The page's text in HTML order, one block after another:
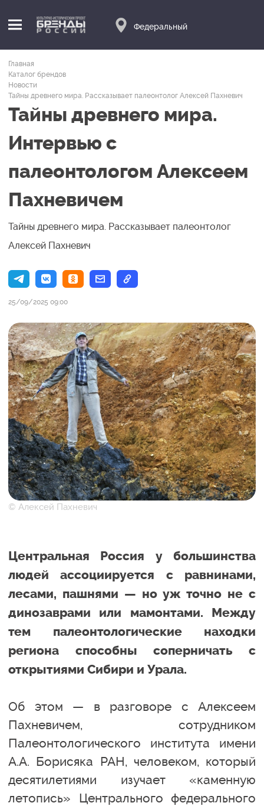
Федеральный
Главная
Каталог брендов
Новости
Тайны древнего мира. Рассказывает палеонтолог Алексей Пахневич
Тайны древнего мира.
Интервью с
палеонтологом Алексеем
Пахневичем
Тайны древнего мира. Рассказывает палеонтолог
Алексей Пахневич
25/09/2025 09:00
© Алексей Пахневич
Центральная Россия у большинства
людей ассоциируется с равнинами,
лесами, пашнями — но уж точно не с
динозаврами или мамонтами. Между
тем палеонтологические находки
региона способны соперничать с
открытиями Сибири и Урала.
Об этом — в разговоре с Алексеем
Пахневичем, сотрудником
Палеонтологического института имени
А.А. Борисяка РАН, человеком, который
десятилетиями изучает «каменную
летопись» Центрального федерального